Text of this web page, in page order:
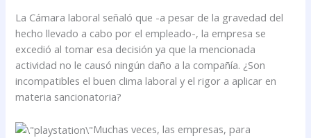
La Cámara laboral señaló que -a pesar de la gravedad del
hecho llevado a cabo por el empleado-, la empresa se
excedió al tomar esa decisión ya que la mencionada
actividad no le causó ningún daño a la compañía. ¿Son
incompatibles el buen clima laboral y el rigor a aplicar en
materia sancionatoria?
Muchas veces, las empresas, para